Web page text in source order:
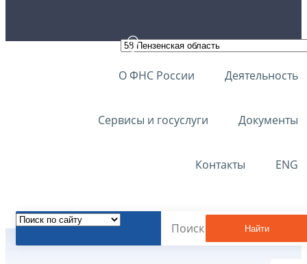
О ФНС России Деятельность
Сервисы и госуслуги Документы
Контакты ENG
Найти